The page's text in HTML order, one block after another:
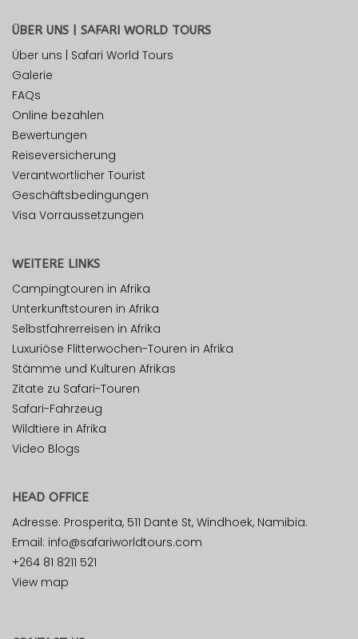
ÜBER UNS | SAFARI WORLD TOURS
Über uns | Safari World Tours
Galerie
FAQs
Online bezahlen
Bewertungen
Reiseversicherung
Verantwortlicher Tourist
Geschäftsbedingungen
Visa Vorraussetzungen
WEITERE LINKS
Campingtouren in Afrika
Unterkunftstouren in Afrika
Selbstfahrerreisen in Afrika
Luxuriöse Flitterwochen-Touren in Afrika
Stämme und Kulturen Afrikas
Zitate zu Safari-Touren
Safari-Fahrzeug
Wildtiere in Afrika
Video Blogs
HEAD OFFICE
Adresse: Prosperita, 511 Dante St, Windhoek, Namibia.
Email: info@safariworldtours.com
+264 81 8211 521
View map